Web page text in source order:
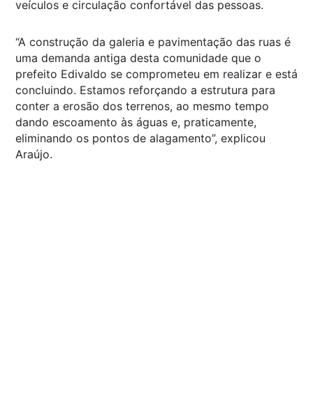
veículos e circulação confortável das pessoas.
“A construção da galeria e pavimentação das ruas é
uma demanda antiga desta comunidade que o
prefeito Edivaldo se comprometeu em realizar e está
concluindo. Estamos reforçando a estrutura para
conter a erosão dos terrenos, ao mesmo tempo
dando escoamento às águas e, praticamente,
eliminando os pontos de alagamento”, explicou
Araújo.